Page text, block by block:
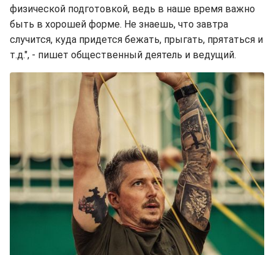
физической подготовкой, ведь в наше время важно
быть в хорошей форме. Не знаешь, что завтра
случится, куда придется бежать, прыгать, прятаться и
т.д.", - пишет общественный деятель и ведущий.